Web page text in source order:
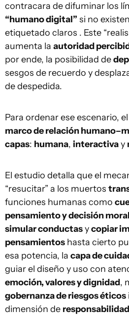
contracara de difuminar los
“humano digital” si no
etiquetado claros . Este
aumenta la autoridad
por ende, la posibilidad de
sesgos de recuerdo y
de despedida.
Para ordenar ese escenario,
marco de relación
capas: humana, interactivay
El estudio detalla que el
“resucitar” a los muertos
funciones humanas como
pensamiento y decisión moral
simular conductasycopiar
pensamientos hasta cierto
esa potencia, la capa de
guiar el diseño y uso con
emoción, valores y dignidad,
gobernanza de riesgos éticos
dimensión de responsabilidad